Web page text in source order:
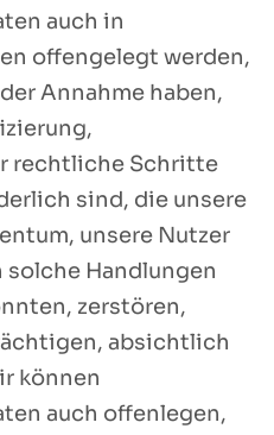
auch in
offengelegt werden,
Annahme haben,
rechtliche Schritte
sind, die unsere
unsere Nutzer
solche Handlungen
zerstören,
absichtlich
können
auch offenlegen,